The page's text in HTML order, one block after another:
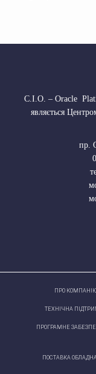
С.І.О. – Oracle
являється
пр.
ПРО
ТЕХНІЧНА
ПРОГРАМНЕ
ПОСТАВКА